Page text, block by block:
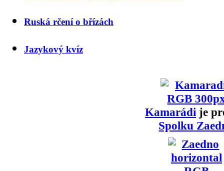
Ruská rčení o břízách
Jazykový kvíz
Kamarádi je
Spolku